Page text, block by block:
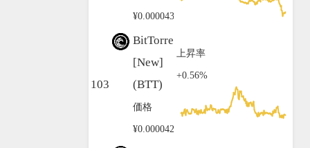
¥0.000043
103
BitTorrent
[New]
(BTT)
価格
¥0.000042
上昇率
+0.56%